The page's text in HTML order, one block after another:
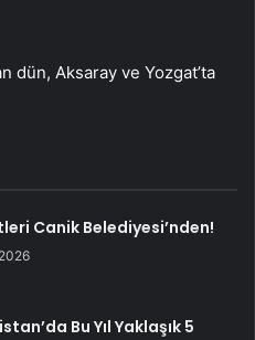
dün, Aksaray ve Yozgat’ta
Canik Belediyesi’nden!
Bu Yıl Yaklaşık 5